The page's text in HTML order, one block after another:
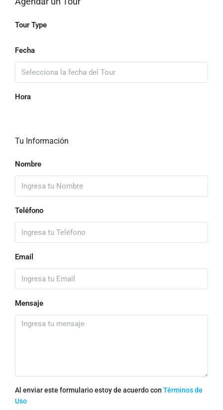
Tour Type
Fecha
Hora
Tu Información
Nombre
Teléfono
Email
Mensaje
Al enviar este formulario estoy de acuerdo con Términos de
Uso